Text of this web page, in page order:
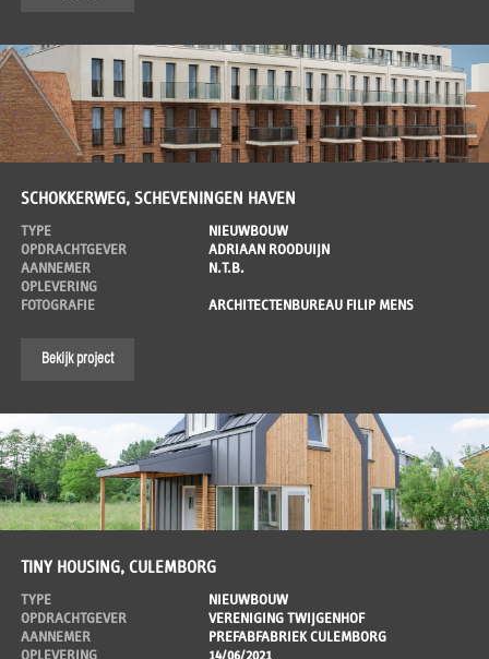
SCHOKKERWEG, SCHEVENINGEN HAVEN
TYPE
NIEUWBOUW
OPDRACHTGEVER
ADRIAAN ROODUIJN
AANNEMER
N.T.B.
OPLEVERING
FOTOGRAFIE
ARCHITECTENBUREAU FILIP MENS
Bekijk project
TINY HOUSING, CULEMBORG
TYPE
NIEUWBOUW
OPDRACHTGEVER
VERENIGING TWIJGENHOF
AANNEMER
PREFABFABRIEK CULEMBORG
OPLEVERING
14/06/2021